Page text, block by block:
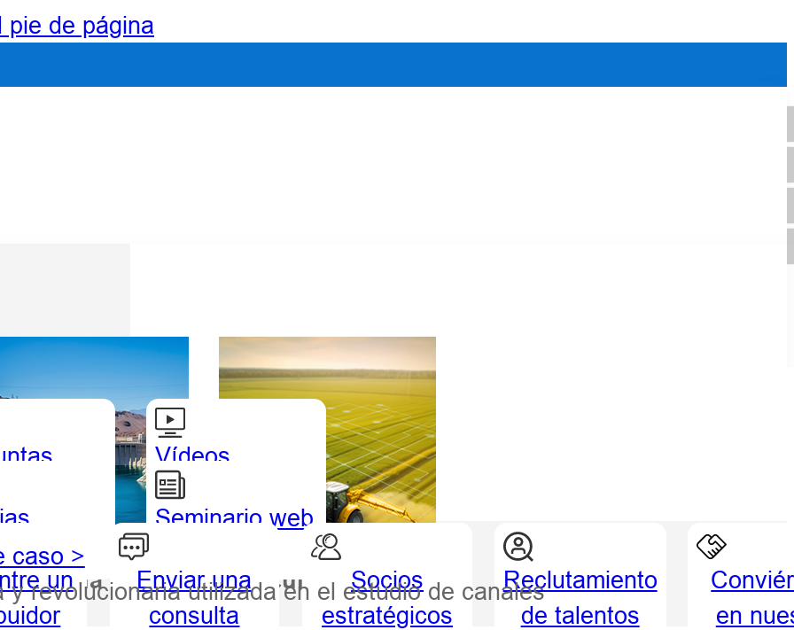
pie de página
Agricultura
Vídeos
tutoriales
Seminario web
un
Enviar una
consulta
Socios
estratégicos
Reclutamiento
de talentos
en
caso >
revolucionaria utilizada en el estudio de canales